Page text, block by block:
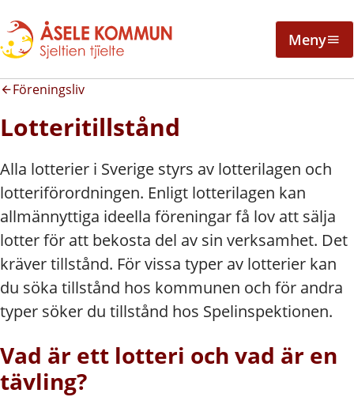
Meny
Föreningsliv
Lotteritillstånd
Alla lotterier i Sverige styrs av lotterilagen och
lotteriförordningen. Enligt lotterilagen kan
allmännyttiga ideella föreningar få lov att sälja
lotter för att bekosta del av sin verksamhet. Det
kräver tillstånd. För vissa typer av lotterier kan
du söka tillstånd hos kommunen och för andra
typer söker du tillstånd hos Spelinspektionen.
Vad är ett lotteri och vad är en
tävling?